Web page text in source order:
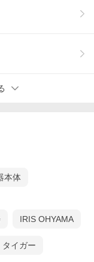
本体
IRIS OHYAMA
タイガー